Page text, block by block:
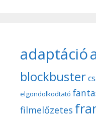
adaptáció
blockbuster
elgondolkodtató
filmelőzetes